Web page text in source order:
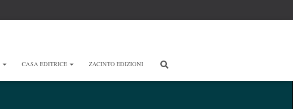
CASA EDITRICE ZACINTO EDIZIONI